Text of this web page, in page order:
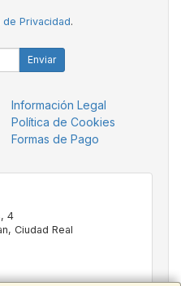
de Privacidad.
Enviar
Información Legal
Política de Cookies
Formas de Pago
4
, Ciudad Real